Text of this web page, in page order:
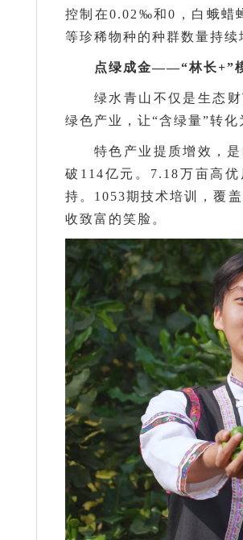
控制在0.02‰和0，白蛾蜡
等珍稀物种的种群数量持
点绿成金——“林长+”
绿水青山不仅是生态
绿色产业，让“含绿量”转
特色产业提质增效，
破114亿元。7.18万亩高
持。1053期技术培训，覆
收致富的笑脸。